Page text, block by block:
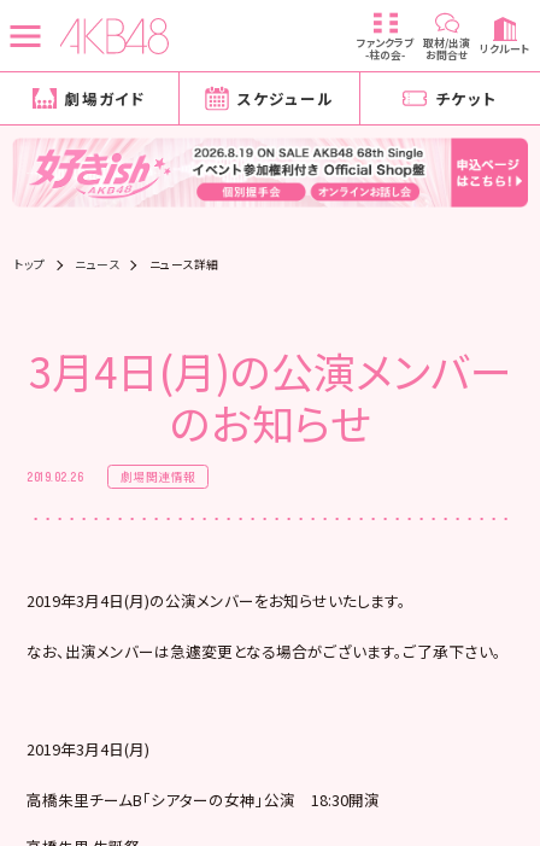
ファンクラブ
-柱の会-
取材/出演
お問合せ リクルート
劇場ガイド スケジュール チケット
トップ ニュース ニュース詳細
3月4日(月)の公演メンバー
のお知らせ
2019.02.26 劇場関連情報
2019年3月4日(月)の公演メンバーをお知らせいたします。
なお、出演メンバーは急遽変更となる場合がございます。ご了承下さい。
2019年3月4日(月)
高橋朱里チームB「シアターの女神」公演 18:30開演